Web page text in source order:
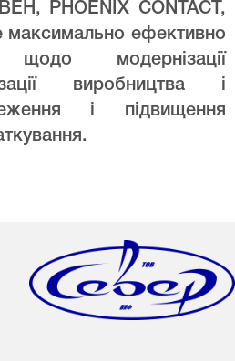
PHOENIX CONTACT,
максимально ефективно
модернізації
виробництва і
і підвищення